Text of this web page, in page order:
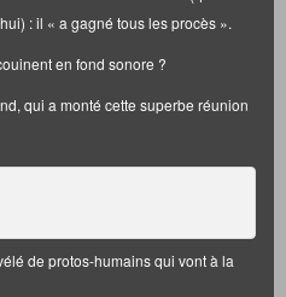
: il « a gagné tous les procès ».
en fond sonore ?
qui a monté cette superbe réunion
de protos-humains qui vont à la